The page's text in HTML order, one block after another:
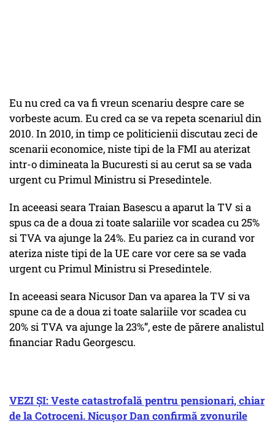
Eu nu cred ca va fi vreun scenariu despre care se
vorbeste acum. Eu cred ca se va repeta scenariul din
2010. In 2010, in timp ce politicienii discutau zeci de
scenarii economice, niste tipi de la FMI au aterizat
intr-o dimineata la Bucuresti si au cerut sa se vada
urgent cu Primul Ministru si Presedintele.
In aceeasi seara Traian Basescu a aparut la TV si a
spus ca de a doua zi toate salariile vor scadea cu 25%
si TVA va ajunge la 24%. Eu pariez ca in curand vor
ateriza niste tipi de la UE care vor cere sa se vada
urgent cu Primul Ministru si Presedintele.
In aceeasi seara Nicusor Dan va aparea la TV si va
spune ca de a doua zi toate salariile vor scadea cu
20% si TVA va ajunge la 23%”, este de părere analistul
financiar Radu Georgescu.
VEZI ȘI: Veste catastrofală pentru pensionari, chiar
de la Cotroceni. Nicușor Dan confirmă zvonurile